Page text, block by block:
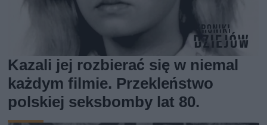
Kazali jej rozbierać się w niemal
każdym filmie. Przekleństwo
polskiej seksbomby lat 80.